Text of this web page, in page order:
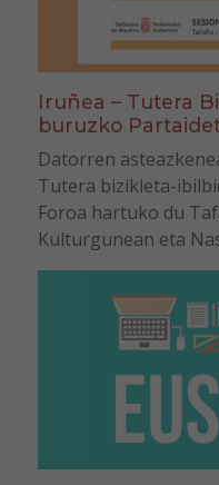
Iruñea – Tutera
buruzko
Datorren
Tutera bizikleta-
Foroa hartuko du
Kulturgunean eta